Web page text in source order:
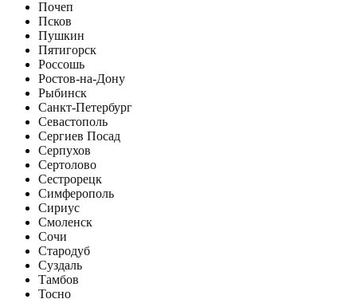
Почеп
Псков
Пушкин
Пятигорск
Россошь
Ростов-на-Дону
Рыбинск
Санкт-Петербург
Севастополь
Сергиев Посад
Серпухов
Сертолово
Сестрорецк
Симферополь
Сириус
Смоленск
Сочи
Стародуб
Суздаль
Тамбов
Тосно